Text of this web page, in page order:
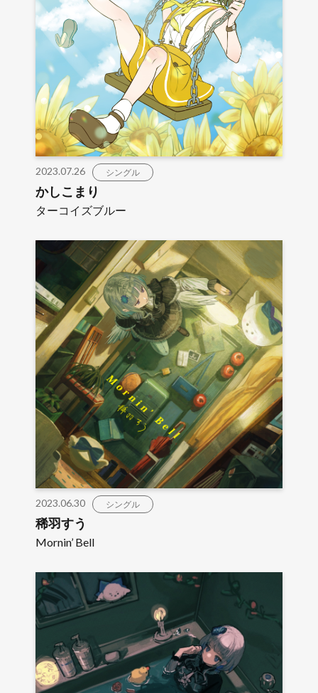
2023.07.26 シングル
かしこまり
ターコイズブルー
2023.06.30 シングル
稀羽すう
Mornin’ Bell